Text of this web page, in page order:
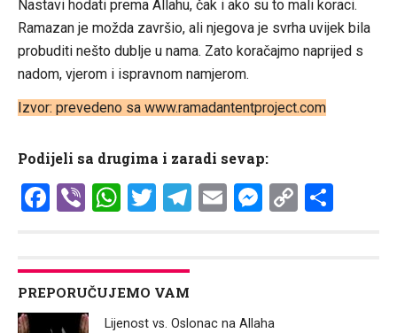
Nastavi hodati prema Allahu, čak i ako su to mali koraci.
Ramazan je možda završio, ali njegova je svrha uvijek bila
probuditi nešto dublje u nama. Zato koračajmo naprijed s
nadom, vjerom i ispravnom namjerom.
Izvor: prevedeno sa www.ramadantentproject.com
Podijeli sa drugima i zaradi sevap:
Facebook
ViberWhatsApp
Twitter
Telegram
EmailCopy
PREPORUČUJEMO VAM
Lijenost vs. Oslonac na Allaha